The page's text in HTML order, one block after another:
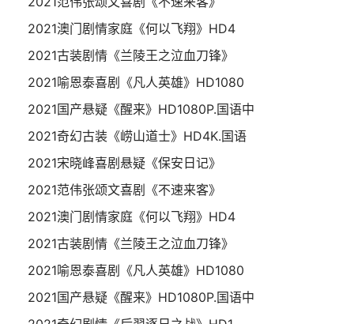
2021澳门剧情家庭《何以飞翔》HD4
2021古装剧情《兰陵王之泣血刀锋》
2021喻恩泰喜剧《凡人英雄》HD1080
2021国产悬疑《醒来》HD1080P.国语中
2021奇幻古装《崂山道士》HD4K.国语
2021宋晓峰喜剧悬疑《保安日记》
2021范伟张颂文喜剧《不速来客》
2021澳门剧情家庭《何以飞翔》HD4
2021古装剧情《兰陵王之泣血刀锋》
2021喻恩泰喜剧《凡人英雄》HD1080
2021国产悬疑《醒来》HD1080P.国语中